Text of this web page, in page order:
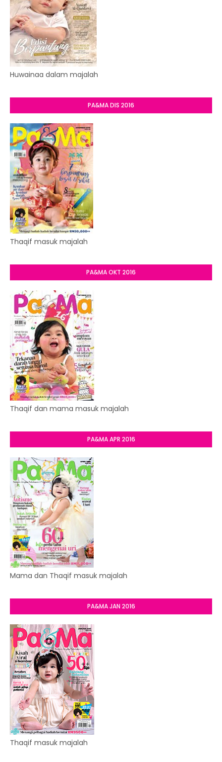
Huwainaa dalam majalah
PA&MA DIS 2016
Thaqif masuk majalah
PA&MA OKT 2016
Thaqif dan mama masuk majalah
PA&MA APR 2016
Mama dan Thaqif masuk majalah
PA&MA JAN 2016
Thaqif masuk majalah